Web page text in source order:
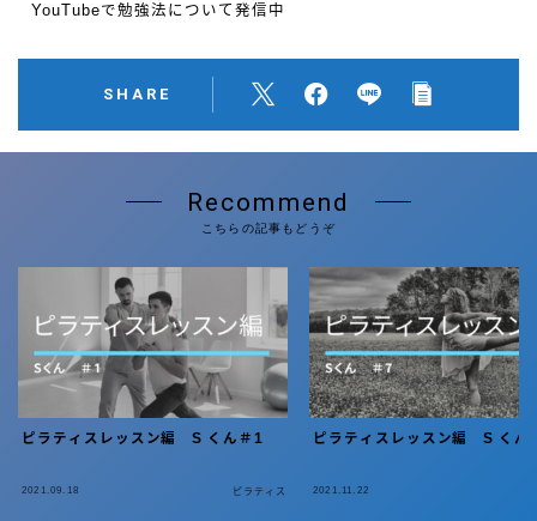
YouTubeで勉強法について発信中
SHARE
Recommend
こちらの記事もどうぞ
ピラティスレッスン編 S くん＃1
2021.09.18 ピラティス
ピラティスレッスン編 S くん
2021.11.22